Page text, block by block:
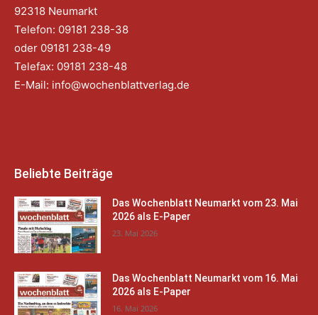
92318 Neumarkt
Telefon: 09181 238-38
oder 09181 238-49
Telefax: 09181 238-48
E-Mail: info@wochenblattverlag.de
Beliebte Beiträge
Das Wochenblatt Neumarkt vom 23. Mai
2026 als E-Paper
23. Mai 2026
Das Wochenblatt Neumarkt vom 16. Mai
2026 als E-Paper
16. Mai 2026